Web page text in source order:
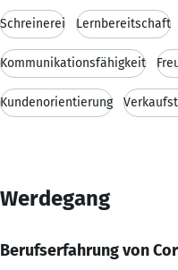
Schreinerei Lernbereitschaft
Kommunikationsfähigkeit
Kundenorientierung
Werdegang
Berufserfahrung von